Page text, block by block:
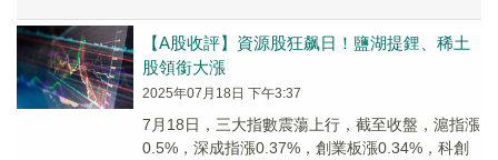
【A股收評】資源股狂飙日！鹽湖提鋰、稀土
股領銜大漲
2025年07月18日 下午3:37
7月18日，三大指數震蕩上行，截至收盤，滬指漲
0.5%，深成指漲0.37%，創業板漲0.34%，科創